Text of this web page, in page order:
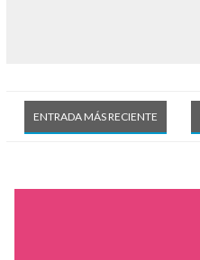
ENTRADA MÁS RECIENTE